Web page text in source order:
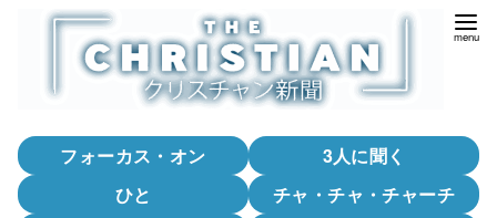
フォーカス・オン
3人に聞く
ひと
チャ・チャ・チャーチ